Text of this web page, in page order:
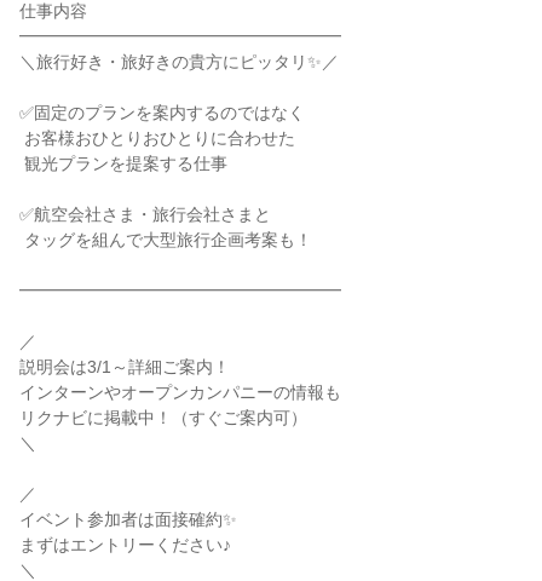
仕事内容
━━━━━━━━━━━━━━━━━━━
＼旅行好き・旅好きの貴方にピッタリ✨／
✅固定のプランを案内するのではなく
✅航空会社さま・旅行会社さまと
━━━━━━━━━━━━━━━━━━━
／
説明会は3/1～詳細ご案内！
インターンやオープンカンパニーの情報も
リクナビに掲載中！（すぐご案内可）
＼
／
イベント参加者は面接確約✨
まずはエントリーください♪
＼